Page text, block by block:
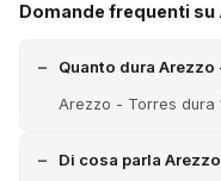
Domande frequenti su
Quanto dura Arezzo
Arezzo - Torres dura
Di cosa parla